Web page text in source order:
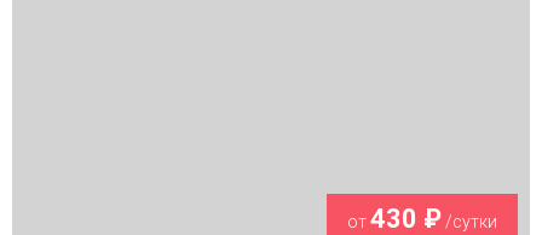
от430 ₽/сутки